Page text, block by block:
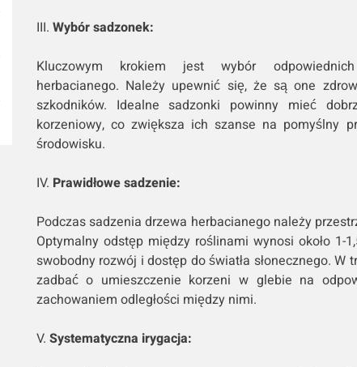
III. Wybór sadzonek:
Kluczowym krokiem jest wybór
herbacianego. Należy upewnić się, że są one
szkodników. Idealne sadzonki powinny mieć
korzeniowy, co zwiększa ich szanse na pomyślny
środowisku.
IV. Prawidłowe sadzenie:
Podczas sadzenia drzewa herbacianego należy
Optymalny odstęp między roślinami wynosi około 1-
swobodny rozwój i dostęp do światła słonecznego. W
zadbać o umieszczenie korzeni w glebie na
zachowaniem odległości między nimi.
V. Systematyczna irygacja: